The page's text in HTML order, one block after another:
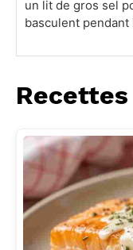
un lit de gros sel
basculent pendant